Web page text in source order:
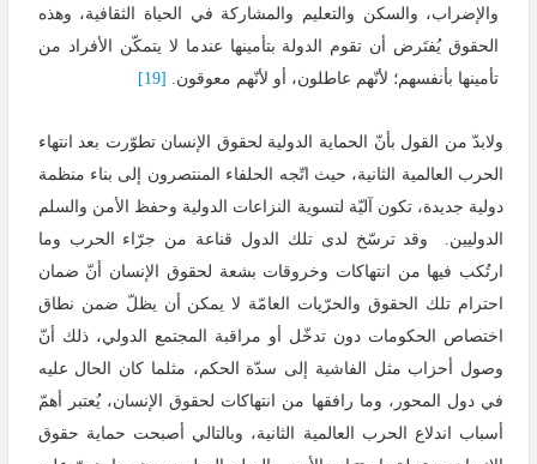
والإضراب، والسكن والتعليم والمشاركة في الحياة الثقافية، وهذه
الحقوق يُفتَرض أن تقوم الدولة بتأمينها عندما لا يتمكّن الأفراد من
تأمينها بأنفسهم؛ لأنّهم عاطلون، أو لأنّهم معوقون. [19]
ولابدّ من القول بأنّ الحماية الدولية لحقوق الإنسان تطوّرت بعد انتهاء
الحرب العالمية الثانية، حيث اتّجه الحلفاء المنتصرون إلى بناء منظمة
دولية جديدة، تكون آليّة لتسوية النزاعات الدولية وحفظ الأمن والسلم
الدوليين. وقد ترسّخ لدى تلك الدول قناعة من جرّاء الحرب وما
ارتُكب فيها من انتهاكات وخروقات بشعة لحقوق الإنسان أنّ ضمان
احترام تلك الحقوق والحرّيات العامّة لا يمكن أن يظلّ ضمن نطاق
اختصاص الحكومات دون تدخّل أو مراقبة المجتمع الدولي، ذلك أنّ
وصول أحزاب مثل الفاشية إلى سدّة الحكم، مثلما كان الحال عليه
في دول المحور، وما رافقها من انتهاكات لحقوق الإنسان، يُعتبر أهمّ
أسباب اندلاع الحرب العالمية الثانية، وبالتالي أصبحت حماية حقوق